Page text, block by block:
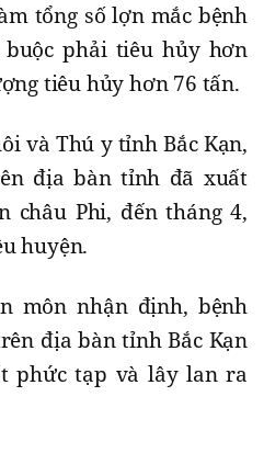
tổng số lợn mắc bệnh
phải tiêu hủy hơn
tiêu hủy hơn 76 tấn.
và Thú y tỉnh Bắc Kạn,
địa bàn tỉnh đã xuất
châu Phi, đến tháng 4,
huyện.
môn nhận định, bệnh
địa bàn tỉnh Bắc Kạn
phức tạp và lây lan ra